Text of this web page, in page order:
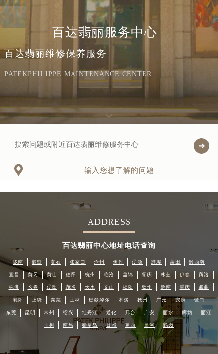
百达翡丽服务中心
百达翡丽维修保养服务
PATEKPHILIPPE MAINTENANCE CENTER
 输入您想了解的问题
ADDRESS
百达翡丽中心地址电话查询
陇南 鹤壁 黄石 张家口 沧州 焦作 辽源 蚌埠 莆田 黔西南
宜昌 黄冈 黄山 德阳 杭州 临沧 盘锦 肇庆 林芝 伊春 商洛
株洲 长春 辽阳 茂名 天水 文山 揭阳 钦州 黔南 重庆 那曲
襄阳 上饶 莱芜 玉林 巴彦淖尔 本溪 抚州 广元 安康 营口
东莞 昆明 常州 绍兴 牡丹江 通化 邢台 广安 丽水 廊坊 丽江
玉树 南昌 秦皇岛 日照 定西 黑河 鹤岗